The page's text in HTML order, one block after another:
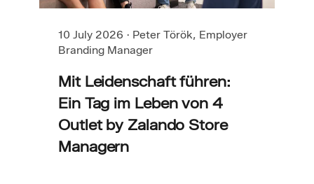
10 July 2026 · Peter Török, Employer
Branding Manager
Mit Leidenschaft führen:
Ein Tag im Leben von 4
Outlet by Zalando Store
Managern